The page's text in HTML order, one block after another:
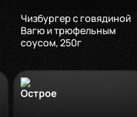
Чизбургер с говядиной
Вагю и трюфельным
соусом,250г